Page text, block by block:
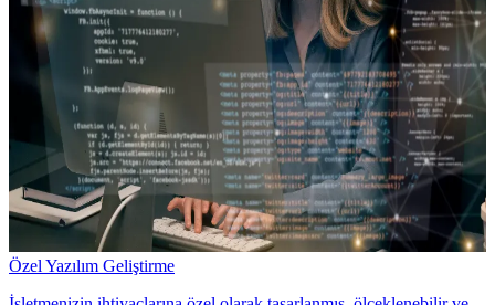
Özel Yazılım Geliştirme